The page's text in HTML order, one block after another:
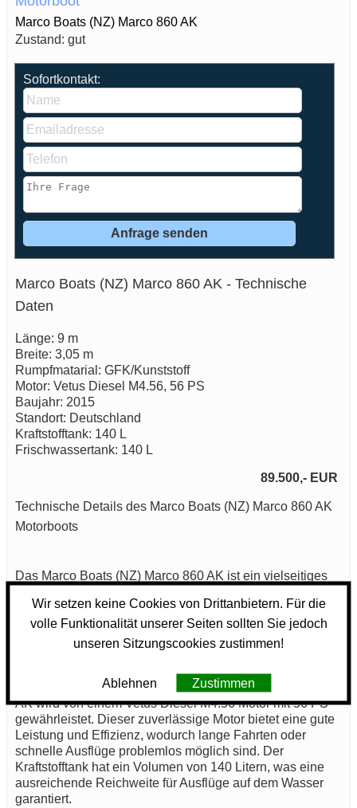
Marco Boats (NZ) Marco 860 AK
Zustand: gut
Sofortkontakt:
Marco Boats (NZ) Marco 860 AK - Technische
Daten
Länge: 9 m
Breite: 3,05 m
Rumpfmatarial: GFK/Kunststoff
Motor: Vetus Diesel M4.56, 56 PS
Baujahr: 2015
Standort: Deutschland
Kraftstofftank: 140 L
Frischwassertank: 140 L
89.500,- EUR
Technische Details des Marco Boats (NZ) Marco 860 AK
Motorboots
Das Marco Boats (NZ) Marco 860 AK ist ein vielseitiges
konzipiert wurde. Mit einem Baujahr von 2015 bietet
dieses Boot eine solide und moderne Basis für
Freizeitaktivitäten auf dem Wasser. Das Rumpfmaterial
Der motorisierte Antrieb des Marco Boats (NZ) Marco 860
AK wird von einem Vetus Diesel M4.56 Motor mit 56 PS
gewährleistet. Dieser zuverlässige Motor bietet eine gute
Leistung und Effizienz, wodurch lange Fahrten oder
schnelle Ausflüge problemlos möglich sind. Der
Kraftstofftank hat ein Volumen von 140 Litern, was eine
ausreichende Reichweite für Ausflüge auf dem Wasser
garantiert.
Wir setzen keine Cookies von Drittanbietern. Für die
volle Funktionalität unserer Seiten sollten Sie jedoch
unseren Sitzungscookies zustimmen!
Ablehnen Zustimmen